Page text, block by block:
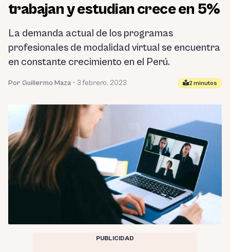
trabajan y estudian crece en 5%
La demanda actual de los programas
profesionales de modalidad virtual se encuentra
en constante crecimiento en el Perú.
Por Guillermo Maza • 3 febrero, 2023 2 minutos
PUBLICIDAD